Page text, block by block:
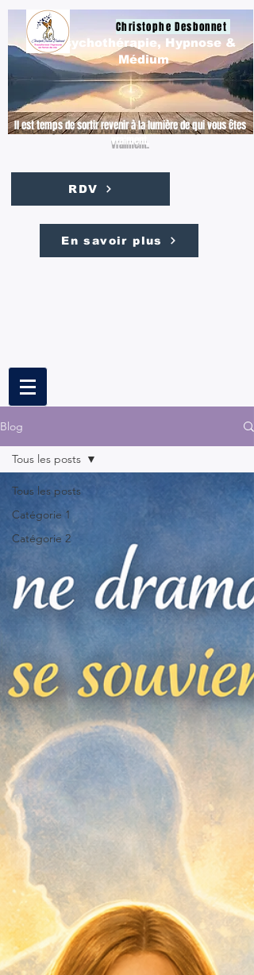
Christophe Desbonnet
Il est temps de sortir revenir à la lumière de qui vous êtes
vraiment.
Psychothérapie, Hypnose &
Médium
RDV
En savoir plus
Blog
Tous les posts
Catégorie 1
Catégorie 2
Tous les posts